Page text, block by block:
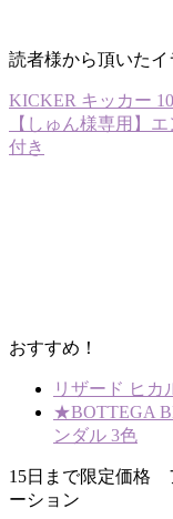
読者様から頂いたイ
KICKER キッカー
【しゅん様専用】
付き
おすすめ！
リザード ヒカ
★BOTTEGA
ンダル 3色
15日まで限定価格
ーション